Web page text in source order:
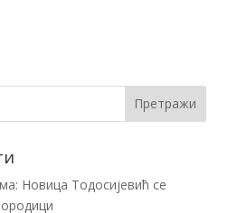
Новица Тодосијевић се